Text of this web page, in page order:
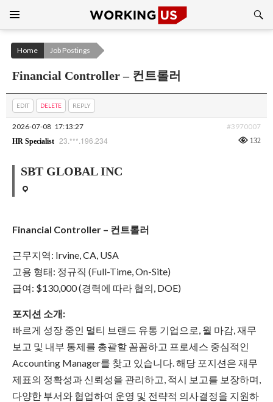
CONTENT
Home Job Postings
Financial Controller – 컨트롤러
EDIT DELETE REPLY
2026-07-08 17:13:27 #3970007
HR Specialist 23.***.196.234 132
SBT GLOBAL INC
Financial Controller – 컨트롤러
근무지역: Irvine, CA, USA
고용 형태: 정규직 (Full-Time, On-Site)
급여: $130,000 (경력에 따라 협의, DOE)
포지션 소개:
빠르게 성장 중인 멀티 브랜드 유통 기업으로, 월 마감, 재무
보고 및 내부 통제를 총괄할 꼼꼼하고 프로세스 중심적인
Accounting Manager를 찾고 있습니다. 해당 포지션은 재무
제표의 정확성과 신뢰성을 관리하고, 적시 보고를 보장하며,
다양한 부서와 협업하여 운영 및 전략적 의사결정을 지원하